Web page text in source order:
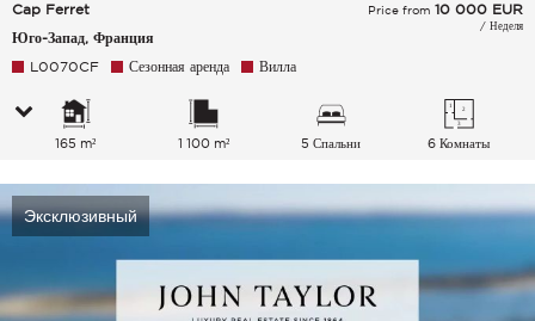
Cap Ferret
Юго-Запад, Франция
Price from 10 000 EUR
/ Неделя
L0070CF Сезонная аренда Вилла
165 m² 1 100 m² 5 Спальни 6 Комнаты
Эксклюзивный